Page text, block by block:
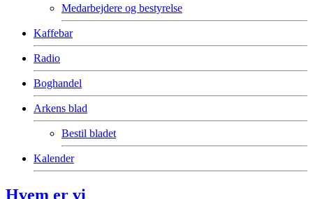
Medarbejdere og bestyrelse
Kaffebar
Radio
Boghandel
Arkens blad
Bestil bladet
Kalender
Hvem er vi